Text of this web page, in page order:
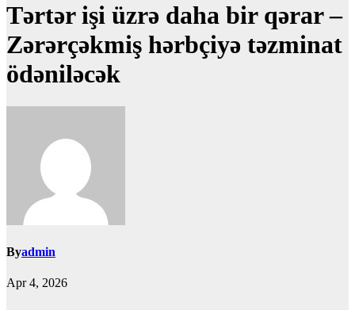
Tərtər işi üzrə daha bir qərar –
Zərərçəkmiş hərbçiyə təzminat
ödəniləcək
Byadmin
Apr 4, 2026